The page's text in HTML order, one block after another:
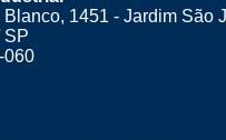
Blanco, 1451 - Jardim São
SP
060